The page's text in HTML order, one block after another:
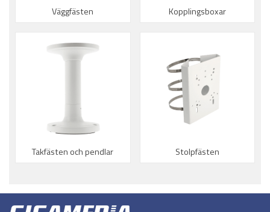
Väggfästen Kopplingsboxar
Takfästen och pendlar Stolpfästen